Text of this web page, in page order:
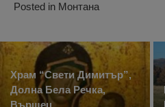
Posted in Монтана
Храм “Свети Димитър”,
Долна Бела Речка,
Вършец